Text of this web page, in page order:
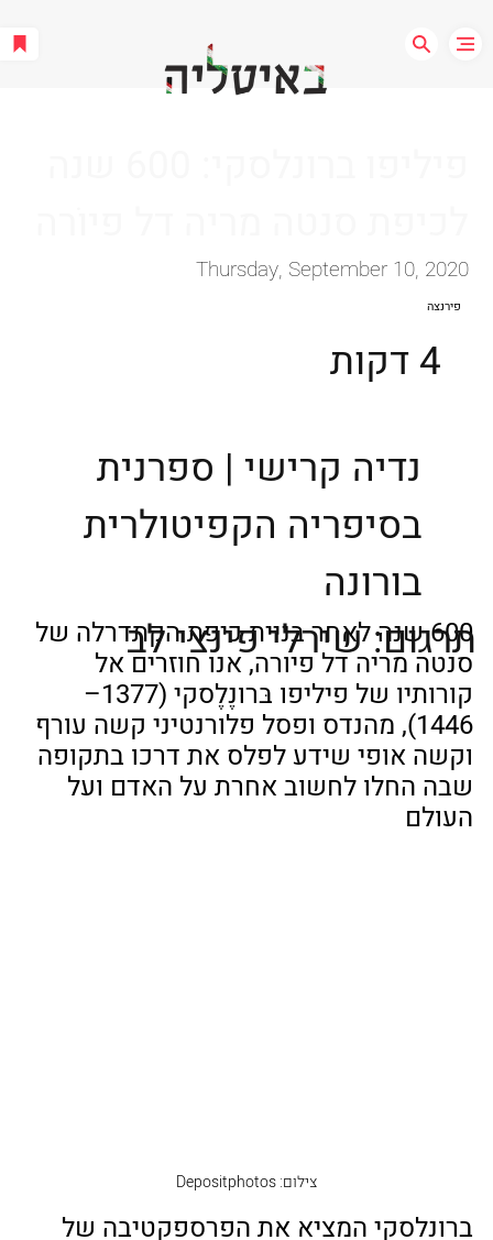
Thursday, September 10, 2020
4 דקות
פירנצה
600 שנה לאחר בניית כיפת הקתדרלה של
סנטה מריה דל פיורה, אנו חוזרים אל
קורותיו של פיליפו בּרוּנֶלֶסקי (1377–
1446), מהנדס ופסל פלורנטיני קשה עורף
וקשה אופי שידע לפלס את דרכו בתקופה
שבה החלו לחשוב אחרת על האדם ועל
העולם
צילום: Depositphotos
ברונלסקי המציא את הפרספקטיבה של
נדיה קרישי | ספרנית
בסיפריה הקפיטולרית
בורונה
תרגום: שירלי פינצי לב